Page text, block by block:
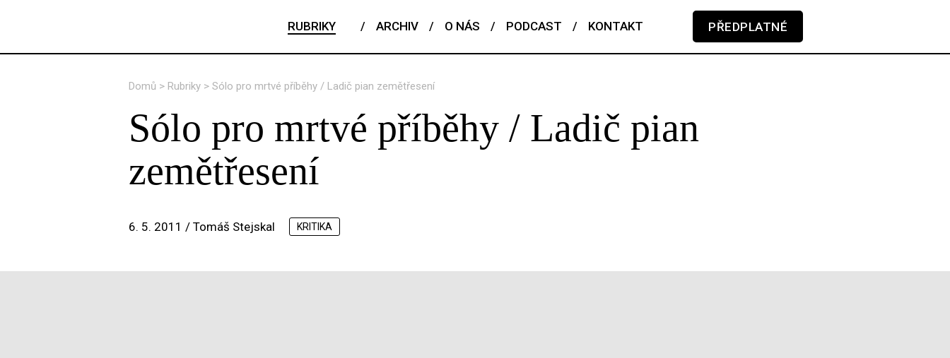
RUBRIKY / ARCHIV / O NÁS / PODCAST / KONTAKT PŘEDPLATNÉ
Domů > Rubriky > Sólo pro mrtvé příběhy / Ladič pian zemětřesení
Sólo pro mrtvé příběhy / Ladič pian
zemětřesení
6. 5. 2011 / Tomáš Stejskal KRITIKA